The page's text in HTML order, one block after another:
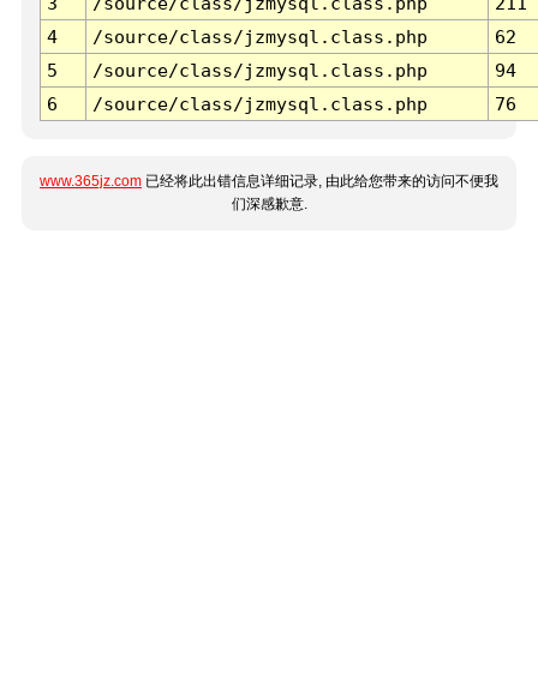
4
/source/class/jzmysql.class.php
62
5
/source/class/jzmysql.class.php
94
6
/source/class/jzmysql.class.php 76
www.365jz.com 已经将此出错信息详细记录, 由此给您带来的访问不便我
们深感歉意.